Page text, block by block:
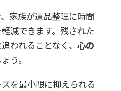
家族が遺品整理に時間
減できます。残された
われることなく、 心の
う。
を最小限に抑えられる